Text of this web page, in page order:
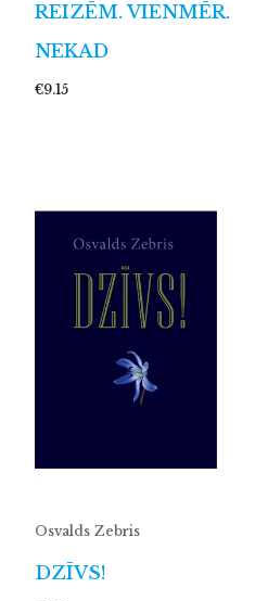
REIZĒM. VIENMĒR.
NEKAD
€9.15
Osvalds Zebris
DZĪVS!